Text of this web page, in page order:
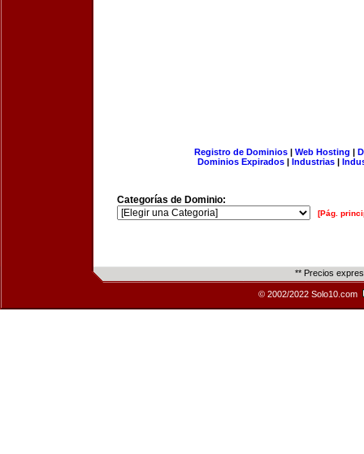
Registro de Dominios| Web Hosting |
Dominios Expirados | Industrias |
Categorías de Dominio:
[Pág.
** Precios
© 2002/2022 Solo10.com